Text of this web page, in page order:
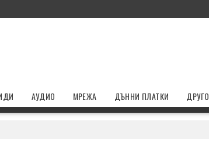
АУДИО МРЕЖА ДЪННИ ПЛАТКИ ДРУГО